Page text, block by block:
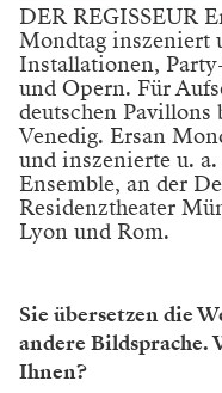
DER REGISSEUR
Mondtag inszeniert
Installationen,
und Opern. Für
deutschen
Venedig. Ersan
und inszenierte u.
Ensemble, an der
Residenztheater
Lyon und Rom.
Sie übersetzen die
andere Bildsprache.
Ihnen?